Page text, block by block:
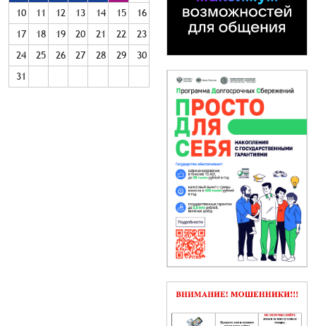
10
11 12 13 14 15
16
17
18 19 20 21 22
23
24
25 26 27 28 29
30
31